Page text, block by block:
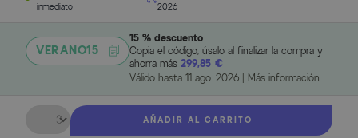
inmediato
2026
VERANO15
15 % descuento
Copia el código, úsalo al finalizar la compra y
ahorra más 299,85 €
Válido hasta 11 ago. 2026| Más información
Cantidad
AÑADIR AL CARRITO